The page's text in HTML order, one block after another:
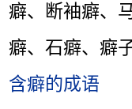
癖、断袖癖、
癖、石癖、癖
含癖的成语